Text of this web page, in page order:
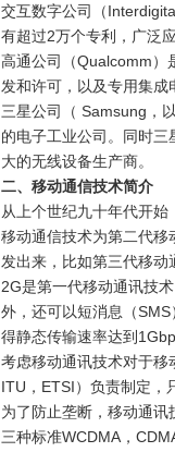
交互数字公司（
有超过2万个专利，广泛
高通公司（Qualcomm）
发和许可，以及专用集
三星公司（ Samsung，
的电子工业公司。同时
大的无线设备生产商。
二、移动通信技术简介
从上个世纪九十年代开
移动通信技术为第二代移
发出来，比如第三代移动
2G是第一代移动通讯技
外，还可以短消息（
得静态传输速率达到
考虑移动通讯技术对于
ITU，ETSI）负责制定，
为了防止垄断，移动通
三种标准WCDMA，